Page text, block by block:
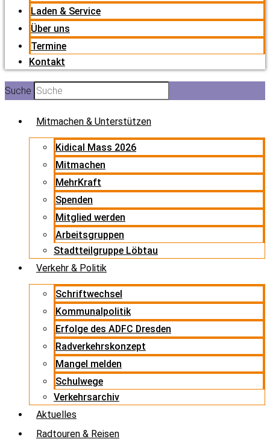
Laden & Service
Über uns
Termine
Kontakt
Suche
Mitmachen & Unterstützen
Kidical Mass 2026
Mitmachen
MehrKraft
Spenden
Mitglied werden
Arbeitsgruppen
Stadtteilgruppe Löbtau
Verkehr & Politik
Schriftwechsel
Kommunalpolitik
Erfolge des ADFC Dresden
Radverkehrskonzept
Mangel melden
Schulwege
Verkehrsarchiv
Aktuelles
Radtouren & Reisen